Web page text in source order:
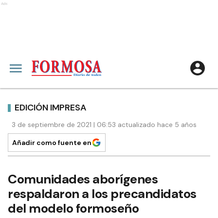
Ads
EDICIÓN IMPRESA
3 de septiembre de 2021 | 06:53 actualizado hace 5 años
Añadir como fuente en
Comunidades aborígenes
respaldaron a los precandidatos
del modelo formoseño